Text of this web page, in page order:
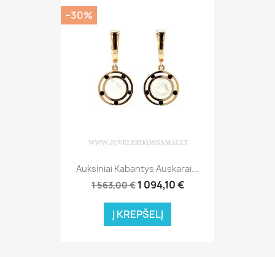
Auksiniai Kabantys Auskarai...
1 563,00 € 1 094,10 €
Į KREPŠELĮ
−30%